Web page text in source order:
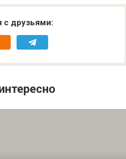
с друзьями: